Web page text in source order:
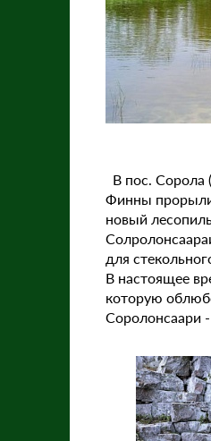
В пос. Сорола
Финны прорыли
новый
для
В настоящее
которую
Соролонсаари